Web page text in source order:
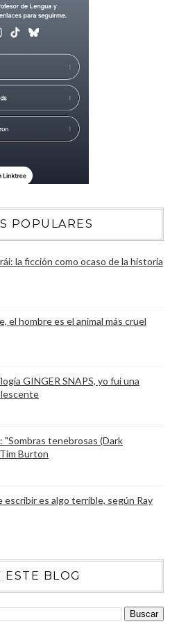
POPULARES
la ficción como ocaso de la historia
el hombre es el animal más cruel
GINGER SNAPS, yo fui una
"Sombras tenebrosas (Dark
Burton
escribir es algo terrible, según Ray
ESTE BLOG